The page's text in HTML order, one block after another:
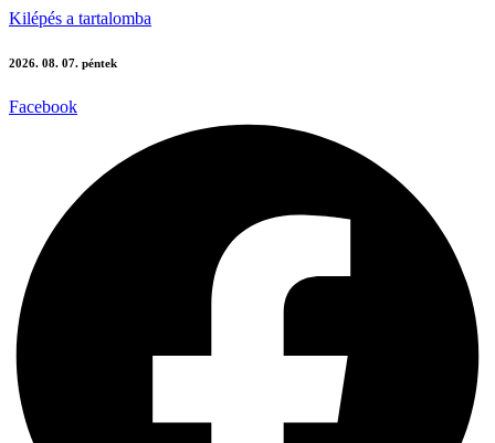
Kilépés a tartalomba
2026. 08. 07. péntek
Facebook